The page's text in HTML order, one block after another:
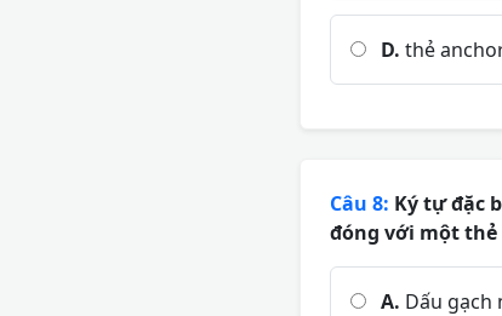
D. thẻ
Câu 8: Ký tự đặc
đóng với một thẻ
A. Dấu gạch